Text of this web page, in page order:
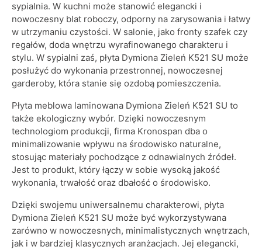
sypialnia. W kuchni może stanowić elegancki i
nowoczesny blat roboczy, odporny na zarysowania i łatwy
w utrzymaniu czystości. W salonie, jako fronty szafek czy
regałów, doda wnętrzu wyrafinowanego charakteru i
stylu. W sypialni zaś, płyta Dymiona Zieleń K521 SU może
posłużyć do wykonania przestronnej, nowoczesnej
garderoby, która stanie się ozdobą pomieszczenia.
Płyta meblowa laminowana Dymiona Zieleń K521 SU to
także ekologiczny wybór. Dzięki nowoczesnym
technologiom produkcji, firma Kronospan dba o
minimalizowanie wpływu na środowisko naturalne,
stosując materiały pochodzące z odnawialnych źródeł.
Jest to produkt, który łączy w sobie wysoką jakość
wykonania, trwałość oraz dbałość o środowisko.
Dzięki swojemu uniwersalnemu charakterowi, płyta
Dymiona Zieleń K521 SU może być wykorzystywana
zarówno w nowoczesnych, minimalistycznych wnętrzach,
jak i w bardziej klasycznych aranżacjach. Jej elegancki,